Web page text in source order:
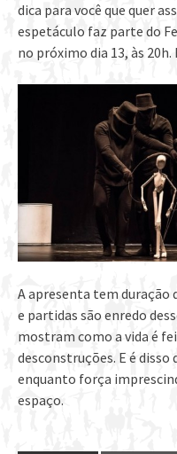
dica para você que quer
espetáculo faz parte do
no próximo dia 13, às
A apresenta tem duração
e partidas são enredo
mostram como a vida é
desconstruções. E é disso
enquanto força
espaço.